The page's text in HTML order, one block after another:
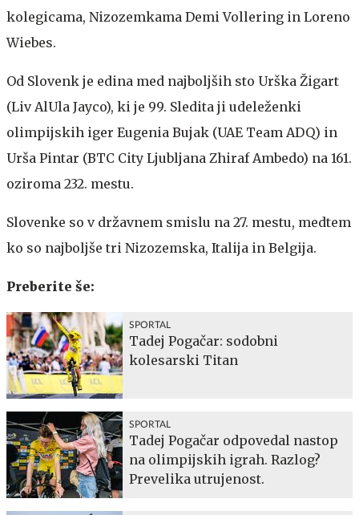
kolegicama, Nizozemkama Demi Vollering in Loreno
Wiebes.
Od Slovenk je edina med najboljših sto Urška Žigart
(Liv AlUla Jayco), ki je 99. Sledita ji udeleženki
olimpijskih iger Eugenia Bujak (UAE Team ADQ) in
Urša Pintar (BTC City Ljubljana Zhiraf Ambedo) na 161.
oziroma 232. mestu.
Slovenke so v državnem smislu na 27. mestu, medtem
ko so najboljše tri Nizozemska, Italija in Belgija.
Preberite še:
SPORTAL
Tadej Pogačar: sodobni
kolesarski Titan
SPORTAL
Tadej Pogačar odpovedal nastop
na olimpijskih igrah. Razlog?
Prevelika utrujenost.